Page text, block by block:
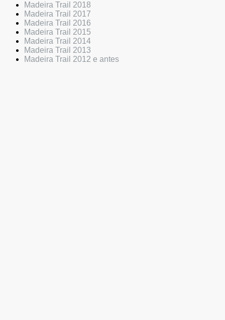
Madeira Trail 2018
Madeira Trail 2017
Madeira Trail 2016
Madeira Trail 2015
Madeira Trail 2014
Madeira Trail 2013
Madeira Trail 2012 e antes